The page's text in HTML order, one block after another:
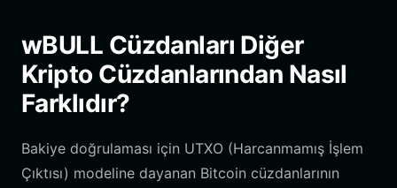
wBULL Cüzdanları Diğer
Kripto Cüzdanlarından Nasıl
Farklıdır?
Bakiye doğrulaması için UTXO (Harcanmamış İşlem
Çıktısı) modeline dayanan Bitcoin cüzdanlarının